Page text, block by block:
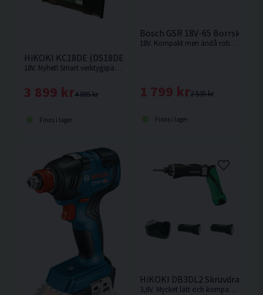
HiKOKI KC18DE (DS18DE/WH18DE) Verktygspaket 18V
18V. Nyhet! Smart verktygspaket med 2st kompakta och kraftfulla 18V batteriverktyg.
4 095 kr
3 899 kr
Finns i lager
Bosch GSR 18V-65
18V. Kompakt men ändå robust borrskruvdragare från Bosch som gör krävande skruvdragning enklare. Levereras utan batteri och laddare.
2 535 kr
1 799 kr
Finns i lager
HiKOKI DB3DL2 Skruvdragare
3,6V. Mycket lätt och kompakt skruvdragare från Hikoki som är idealisk för arbeten i trånga utrymmen.